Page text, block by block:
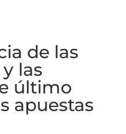
de las
las
último
apuestas